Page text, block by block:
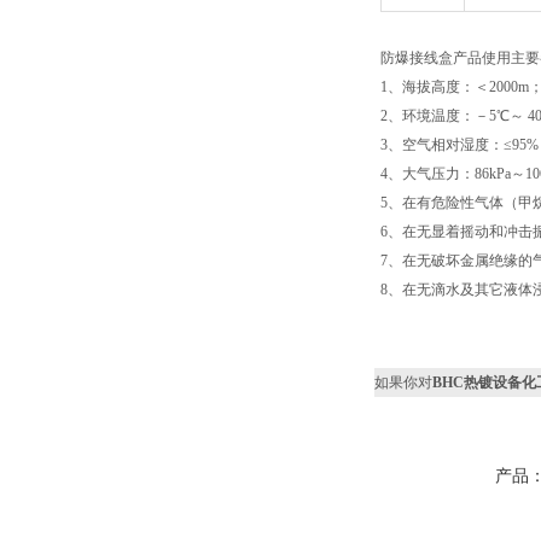
防爆接线盒产品使用主
1、海拔高度：＜2000m
2、环境温度：－5℃～
3、空气相对湿度：
4、大气压力：86kPa～
5、在有危险性气体（甲
6、在无显着摇动和冲击
7、在无破坏金属绝缘的
8、在无滴水及其它液体
如果你对BHC热镀设备化
产品